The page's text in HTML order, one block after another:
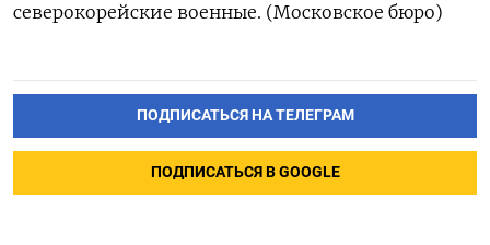
северокорейские военные. (Московское бюро)
ПОДПИСАТЬСЯ НА ТЕЛЕГРАМ
ПОДПИСАТЬСЯ В GOOGLE